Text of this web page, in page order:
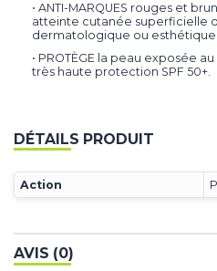
• ANTI-MARQUES rouges et
atteinte cutanée superficielle
dermatologique ou esthétique
• PROTÈGE la peau exposée
très haute protection SPF 50+.
DÉTAILS PRODUIT
Action
AVIS (0)